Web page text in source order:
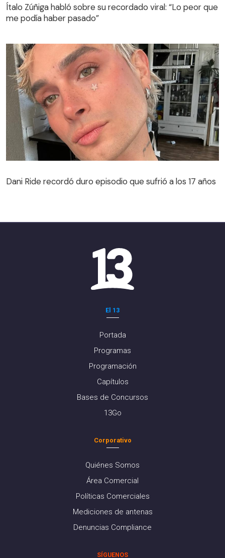
Ítalo Zúñiga habló sobre su recordado viral: “Lo peor que
me podía haber pasado”
Dani Ride recordó duro episodio que sufrió a los 17 años
El 13
Portada
Programas
Programación
Capítulos
Bases de Concursos
13Go
Corporativo
Quiénes Somos
Área Comercial
Políticas Comerciales
Mediciones de antenas
Denuncias Compliance
SÍGUENOS